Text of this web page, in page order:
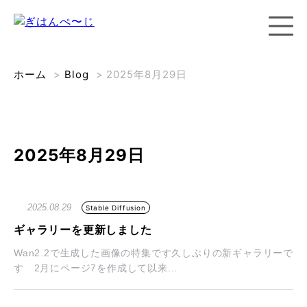
ホーム > Blog > 2025年8月29日
2025年8月29日
2025.08.29 Stable Diffusion
ギャラリーを更新しました
Wan2.2で生成した画像の特集です久しぶりの新ギャラリーで
す 2月にページ7を作成して以来...